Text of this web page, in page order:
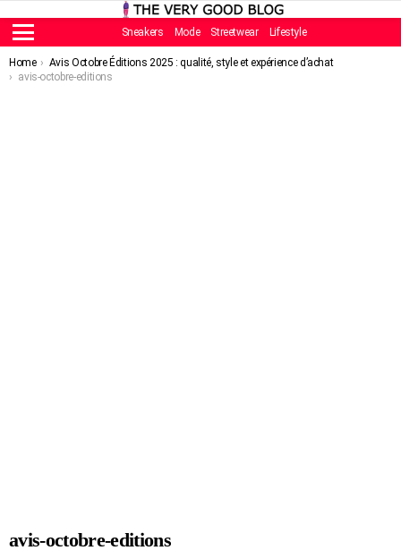
Menu
Sneakers Mode Streetwear Lifestyle
You are here:
Home
Avis Octobre Éditions 2025 : qualité, style et expérience d’achat
avis-octobre-editions
avis-octobre-editions